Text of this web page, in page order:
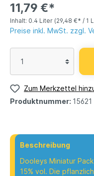
11,79 €*
Inhalt: 0.4 Liter (29,48 €* / 1
Preise inkl. MwSt. zzgl.
Zum Merkzettel
Produktnummer: 15621
Beschreibung
Dooleys Miniatur
15% vol. Die